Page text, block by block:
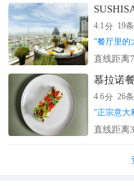
4.1分 19
"餐厅里的
直线距离
慕拉诺
4.6分 26
"正宗意大
直线距离